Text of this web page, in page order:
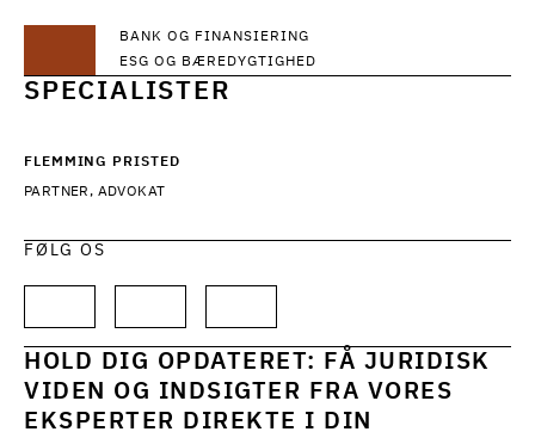
BANK OG FINANSIERING
ESG OG BÆREDYGTIGHED
SPECIALISTER
FLEMMING PRISTED
PARTNER, ADVOKAT
FØLG OS
HOLD DIG OPDATERET: FÅ JURIDISK
VIDEN OG INDSIGTER FRA VORES
EKSPERTER DIREKTE I DIN